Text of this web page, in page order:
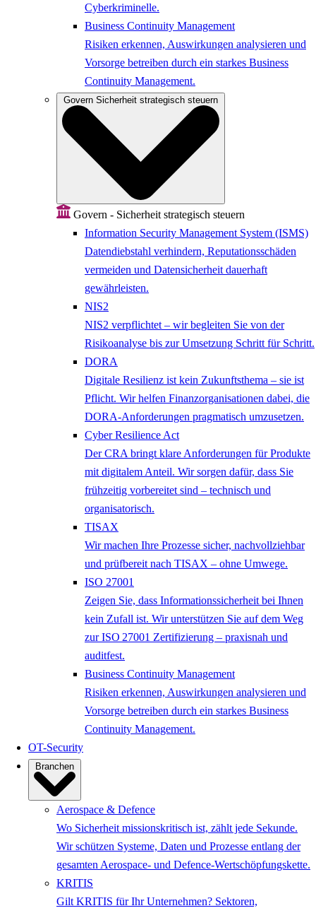
Cyberkriminelle.
Business Continuity Management
Risiken erkennen, Auswirkungen analysieren und
Vorsorge betreiben durch ein starkes Business
Continuity Management.
Govern Sicherheit strategisch steuern
Govern - Sicherheit strategisch steuern
Information Security Management System (ISMS)
Datendiebstahl verhindern, Reputationsschäden
vermeiden und Datensicherheit dauerhaft
gewährleisten.
NIS2
NIS2 verpflichtet – wir begleiten Sie von der
Risikoanalyse bis zur Umsetzung Schritt für Schritt.
DORA
Digitale Resilienz ist kein Zukunftsthema – sie ist
Pflicht. Wir helfen Finanzorganisationen dabei, die
DORA-Anforderungen pragmatisch umzusetzen.
Cyber Resilience Act
Der CRA bringt klare Anforderungen für Produkte
mit digitalem Anteil. Wir sorgen dafür, dass Sie
frühzeitig vorbereitet sind – technisch und
organisatorisch.
TISAX
Wir machen Ihre Prozesse sicher, nachvollziehbar
und prüfbereit nach TISAX – ohne Umwege.
ISO 27001
Zeigen Sie, dass Informationssicherheit bei Ihnen
kein Zufall ist. Wir unterstützen Sie auf dem Weg
zur ISO 27001 Zertifizierung – praxisnah und
auditfest.
Business Continuity Management
Risiken erkennen, Auswirkungen analysieren und
Vorsorge betreiben durch ein starkes Business
Continuity Management.
OT-Security
Branchen
Aerospace & Defence
Wo Sicherheit missionskritisch ist, zählt jede Sekunde.
Wir schützen Systeme, Daten und Prozesse entlang der
gesamten Aerospace- und Defence-Wertschöpfungskette.
KRITIS
Gilt KRITIS für Ihr Unternehmen? Sektoren,